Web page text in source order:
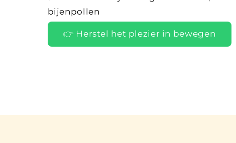
bijenpollen
👉 Herstel het plezier in bewegen